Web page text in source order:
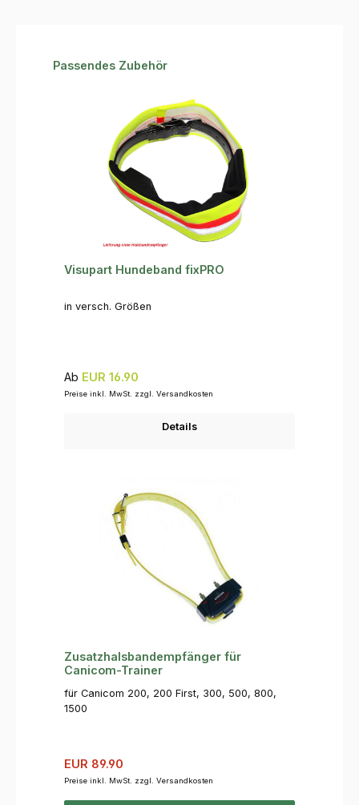
Produktgalerie überspringen
Passendes Zubehör
Visupart Hundeband fixPRO
in versch. Größen
Regulärer Preis:
Ab EUR 16.90
Preise inkl. MwSt. zzgl. Versandkosten
Details
Zusatzhalsbandempfänger für
Canicom-Trainer
für Canicom 200, 200 First, 300, 500, 800,
1500
Verkaufspreis:
EUR 89.90
Preise inkl. MwSt. zzgl. Versandkosten